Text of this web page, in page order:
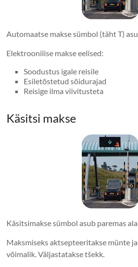
Automaatse makse sümbol (täht T)
Elektroonilise makse eelised:
Soodustus igale reisile
Esiletõstetud sõidurajad
Reisige ilma viivitusteta
Käsitsi makse
Käsitsimakse sümbol asub paremas
Maksmiseks aktsepteeritakse münte
võimalik. Väljastatakse tšekk.